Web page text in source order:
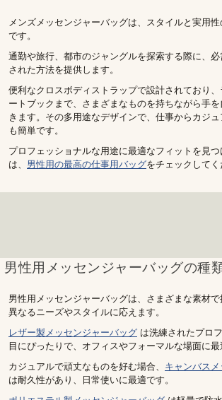
メンズメッセンジャーバッグは、スタイルと実用
です。
通勤や旅行、都市のジャングルを探索する際に、
された方法を提供します。
便利なクロスボディストラップで設計されており
ートブックまで、さまざまなものを持ちながら手
きます。その多用途なデザインで、仕事からカジ
も簡単です。
プロフェッショナルな用途に最適なフィットを見
は、 男性用の最高の仕事用バッグをチェックしてく
男性用メッセンジャーバッグの種
男性用メッセンジャーバッグは、さまざまな素材
異なるニーズやスタイルに応えます。
レザー製メッセンジャーバッグ は洗練されたプロ
目にぴったりで、オフィスやフォーマルな場面に最
カジュアルで頑丈なものを好む場合、 キャンバス
は耐久性があり、日常使いに最適です。